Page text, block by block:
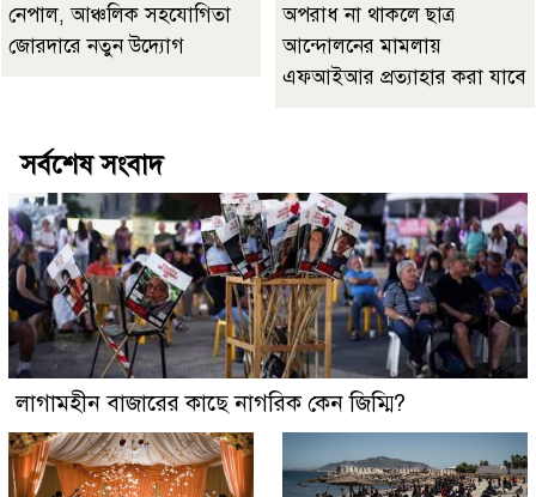
নেপাল, আঞ্চলিক সহযোগিতা
জোরদারে নতুন উদ্যোগ
অপরাধ না থাকলে ছাত্র
আন্দোলনের মামলায়
এফআইআর প্রত্যাহার করা যাবে
সর্বশেষ সংবাদ
লাগামহীন বাজারের কাছে নাগরিক কেন জিম্মি?